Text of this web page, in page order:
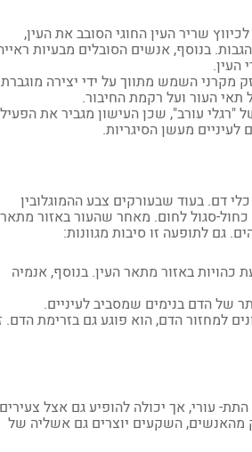
שריר העין החוגי הסובב את העין,
בנוסף, אנשים הסובלים מבעיות
העין.
השמש מתווך על ידי יצירה מוגברת
תאי העור ועל רקמת החיבור.
עורב", שכן העישון מגביר את
מעשן הסיגריות.
דם. בעוד שבעורקים צבע ההמוגלובין
כחול-סגול לחום. מאחר שהעור באזור מתאר
גם לתופעה זו סיבות מגוונות:
כהויות באזור מתאר העין. בנוסף, אנמיה
של הדם בנימים שמסביב לעיניים.
למחזור הדם, הוא פוגע גם בזרימת הדם.
עורי, אך יכולה להופיע גם אצל
מהאנשים, השקעים יוצרים גם אשליה של